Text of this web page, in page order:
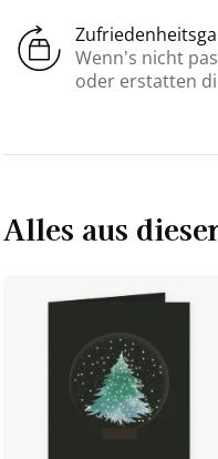
Wenn’s nicht
oder erstatten
Alles aus